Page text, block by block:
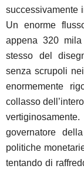
successivamente
Un enorme
appena 320
stesso del
senza scrupoli
enormemente
collasso
governatore
politiche
tentando di